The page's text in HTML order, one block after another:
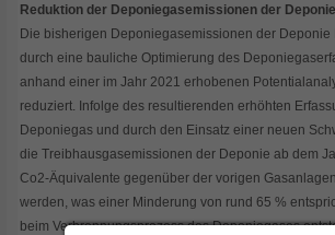
Reduktion der Deponiegasemissionen der
Die bisherigen Deponiegasemissionen der Deponie
durch eine bauliche Optimierung des
anhand einer im Jahr 2021 erhobenen
reduziert. Infolge des resultierenden erhöhten
Deponiegas und durch den Einsatz einer neuen
die Treibhausgasemissionen der Deponie ab dem
Co2-Äquivalente gegenüber der vorigen
werden, was einer Minderung von rund 65 %
beim Verbrennungsprozess des Deponiegases